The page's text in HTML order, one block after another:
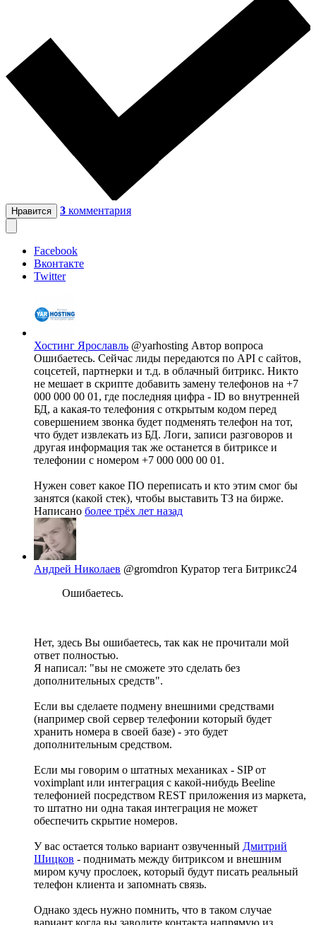
Нравится 3 комментария
Facebook
Вконтакте
Twitter
Хостинг Ярославль @yarhosting Автор вопроса
Ошибаетесь. Сейчас лиды передаются по API с сайтов,
соцсетей, партнерки и т.д. в облачный битрикс. Никто
не мешает в скрипте добавить замену телефонов на +7
000 000 00 01, где последняя цифра - ID во внутренней
БД, а какая-то телефония с открытым кодом перед
совершением звонка будет подменять телефон на тот,
что будет извлекать из БД. Логи, записи разговоров и
другая информация так же останется в битриксе и
телефонии с номером +7 000 000 00 01.
Нужен совет какое ПО переписать и кто этим смог бы
занятся (какой стек), чтобы выставить ТЗ на бирже.
Написано более трёх лет назад
Андрей Николаев @gromdron Куратор тега Битрикс24
Ошибаетесь.
Нет, здесь Вы ошибаетесь, так как не прочитали мой
ответ полностью.
Я написал: "вы не сможете это сделать без
дополнительных средств".
Если вы сделаете подмену внешними средствами
(например свой сервер телефонии который будет
хранить номера в своей базе) - это будет
дополнительным средством.
Если мы говорим о штатных механиках - SIP от
voximplant или интеграция с какой-нибудь Beeline
телефонией посредством REST приложения из маркета,
то штатно ни одна такая интеграция не может
обеспечить скрытие номеров.
У вас остается только вариант озвученный Дмитрий
Шицков - поднимать между битриксом и внешним
миром кучу прослоек, который будут писать реальный
телефон клиента и запомнать связь.
Однако здесь нужно помнить, что в таком случае
вариант когда вы заводите контакта напрямую из